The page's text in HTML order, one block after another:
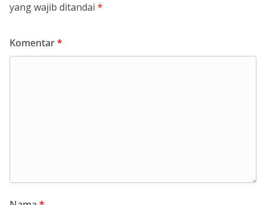
yang wajib ditandai *
Komentar*